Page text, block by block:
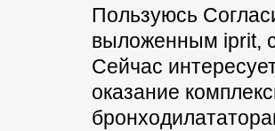
Пользуюсь
выложенным iprit,
Сейчас
оказание